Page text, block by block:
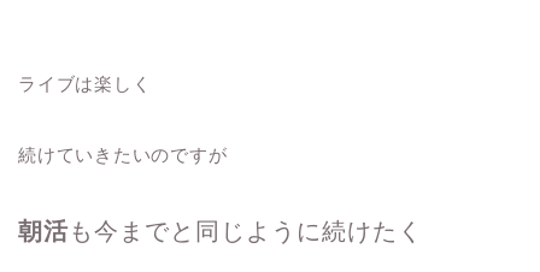
ライブは楽しく
続けていきたいのですが
朝活 も今までと同じように続けたく